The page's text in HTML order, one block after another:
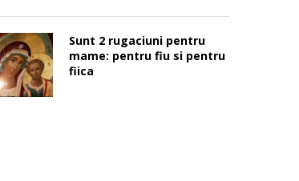
Sunt 2 rugaciuni pentru
mame: pentru fiu si pentru
fiica